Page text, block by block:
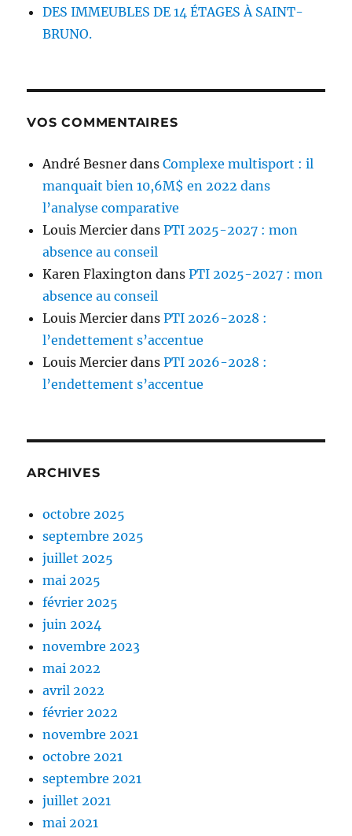
DES IMMEUBLES DE 14 ÉTAGES À SAINT-
BRUNO.
VOS COMMENTAIRES
André Besner dansComplexe multisport : il
manquait bien 10,6M$ en 2022 dans
l’analyse comparative
Louis Mercier dansPTI 2025-2027 : mon
absence au conseil
Karen Flaxington dansPTI 2025-2027 : mon
absence au conseil
Louis Mercier dansPTI 2026-2028 :
l’endettement s’accentue
Louis Mercier dansPTI 2026-2028 :
l’endettement s’accentue
ARCHIVES
octobre 2025
septembre 2025
juillet 2025
mai 2025
février 2025
juin 2024
novembre 2023
mai 2022
avril 2022
février 2022
novembre 2021
octobre 2021
septembre 2021
juillet 2021
mai 2021